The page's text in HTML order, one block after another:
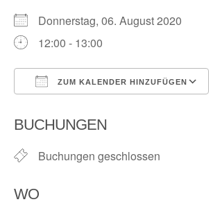
Donnerstag, 06. August 2020
12:00 - 13:00
ZUM KALENDER HINZUFÜGEN
BUCHUNGEN
Buchungen geschlossen
WO